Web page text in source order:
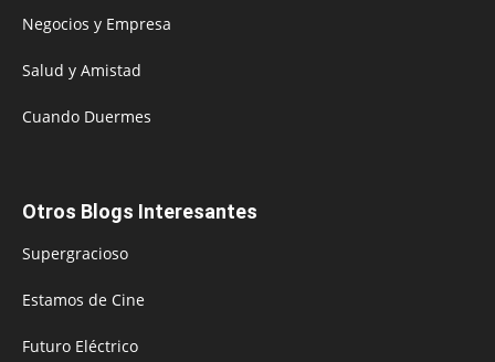
Negocios y Empresa
Salud y Amistad
Cuando Duermes
Otros Blogs Interesantes
Supergracioso
Estamos de Cine
Futuro Eléctrico